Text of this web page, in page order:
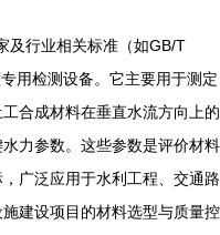
及行业相关标准（如GB/T
用检测设备。它主要用于测定
合成材料在垂直水流方向上的
力参数。这些参数是评价材料
广泛应用于水利工程、交通路
建设项目的材料选型与质量控